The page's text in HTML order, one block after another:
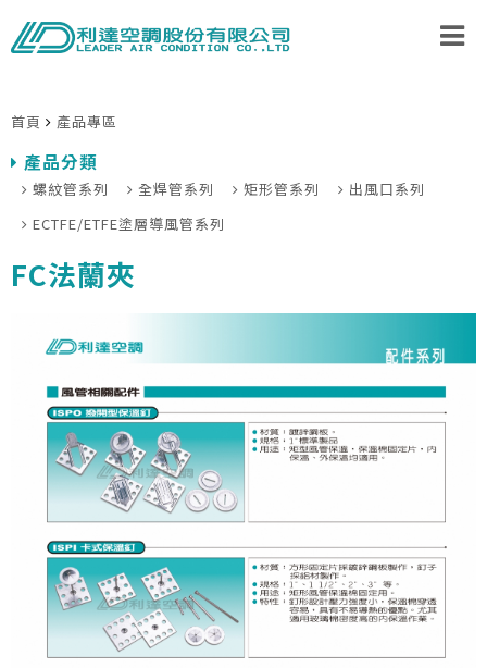
首頁 產品專區
產品分類
螺紋管系列 全焊管系列 矩形管系列
出風口系列
ECTFE/ETFE塗層導風管系列
FC法蘭夾